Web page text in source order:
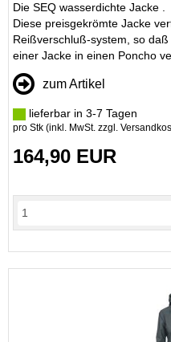
Die SEQ wasserdichte Jacke .
Diese preisgekrömte Jacke
Reißverschluß-system, so
einer Jacke in einen Poncho
zum Artikel
lieferbar in 3-7 Tagen
pro Stk (inkl. MwSt. zzgl.
164,90 EUR